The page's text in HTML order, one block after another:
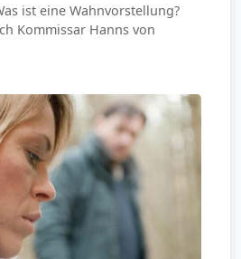
ist eine Wahnvorstellung?
Kommissar Hanns von